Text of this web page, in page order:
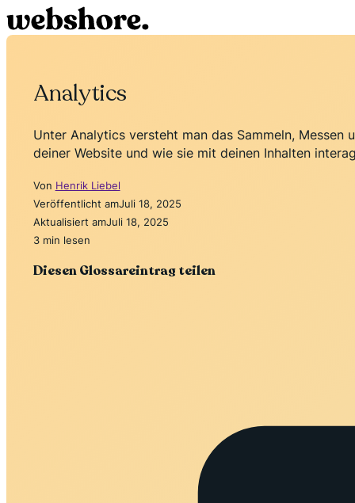
Analytics
Unter Analytics versteht man das Sammeln, Messen
deiner Website und wie sie mit deinen Inhalten
Von Henrik Liebel
Veröffentlicht amJuli 18, 2025
Aktualisiert amJuli 18, 2025
3 min lesen
Diesen Glossareintrag teilen